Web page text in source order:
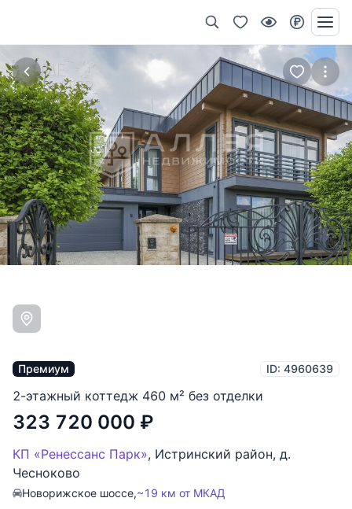
Премиум ID: 4960639
2-этажный коттедж 460 м² без отделки
323 720 000 ₽
КП «Ренессанс Парк», Истринский район, д.
Чесноково
Новорижское шоссе,~19 км от МКАД